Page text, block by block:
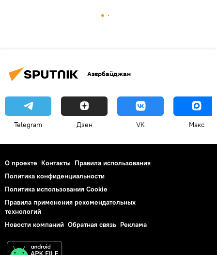
Азербайджан
Telegram Дзен VK Макс
О проекте Контакты Правила использования
Политика конфиденциальности
Политика использования Cookie
Правила применения рекомендательных
технологий
Новости компаний Обратная связь Реклама